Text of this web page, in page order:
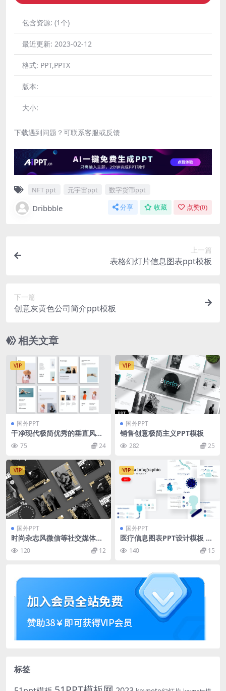
包含资源: (1个)
最近更新: 2023-02-12
格式: PPT,PPTX
版本:
大小:
下载遇到问题？可联系客服或反馈
NFT ppt 元宇宙ppt 数字货币ppt
Dribbble 分享 收藏 点赞(0)
上一篇
表格幻灯片信息图表ppt模板
下一篇
创意灰黄色公司简介ppt模板
相关文章
VIP
国外PPT
干净现代极简优秀的垂直风格
PPT模板下载（PPTX）
75 24
VIP
国外PPT
销售创意极简主义PPT模板
282 25
VIP
国外PPT
时尚杂志风微信等社交媒体传
播专用手机版PPT模板下载 [P
PTX]
120 12
VIP
国外PPT
医疗信息图表PPT设计模板 M
edika Infographic – Power
point Template
140 15
标签